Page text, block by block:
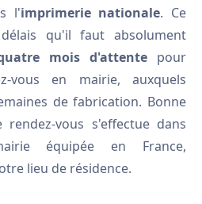
l'imprimerie nationale. Ce
qu'il faut absolument
mois d'attentepour
vous en mairie, auxquels
de fabrication. Bonne
vous s'effectue dans
équipée en France,
lieu de résidence.